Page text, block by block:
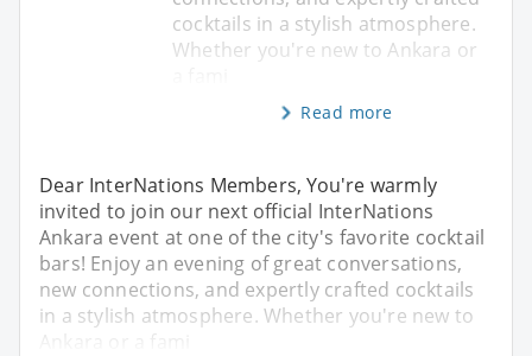
cocktails in a stylish atmosphere.
Whether you're new to Ankara or
Read more
Dear InterNations Members, You're warmly
invited to join our next official InterNations
Ankara event at one of the city's favorite cocktail
bars! Enjoy an evening of great conversations,
new connections, and expertly crafted cocktails
in a stylish atmosphere. Whether you're new to
Ankara or a fami